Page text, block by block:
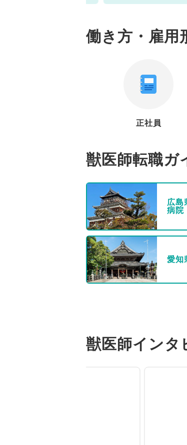
働き方・雇用
正社員
獣医師転職ガ
広島
病院
愛知
獣医師インタ